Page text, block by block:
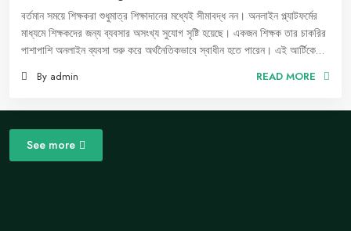
বর্তমান সময়ে শিক্ষকরা শুধুমাত্র শিক্ষাদানের মধ্যেই সীমাবদ্ধ নন। অনলাইন প্ল্যাটফর্মের
মাধ্যমে শিক্ষকদের জন্য ব্যবসার অসংখ্য সুযোগ সৃষ্টি হয়েছে। একজন শিক্ষক তার চাকরির
পাশাপাশি অনলাইন ব্যবসা শুরু করে অর্থনৈতিকভাবে স্বাধীন হতে পারেন। এই আর্টিকেলে,
তুলে ধরা হলো।
By admin READ MORE
See more